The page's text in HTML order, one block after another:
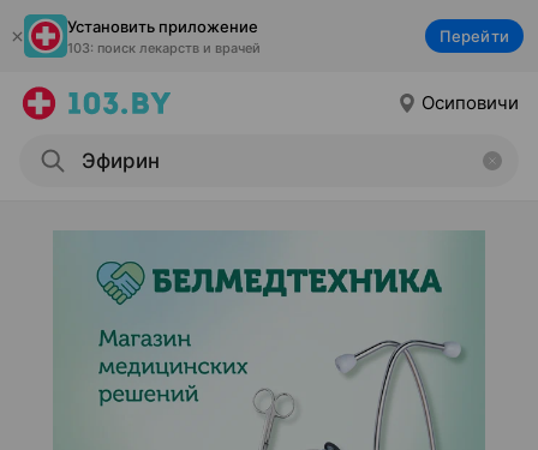
Установить приложение
103: поиск лекарств и врачей
Перейти
Осиповичи